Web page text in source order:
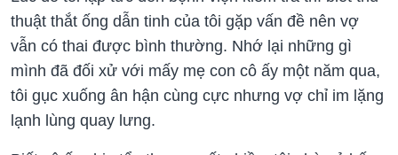
thuật thắt ống dẫn tinh của tôi gặp vấn đề nên vợ
vẫn có thai được bình thường. Nhớ lại những gì
mình đã đối xử với mấy mẹ con cô ấy một năm qua,
tôi gục xuống ân hận cùng cực nhưng vợ chỉ im lặng
lạnh lùng quay lưng.